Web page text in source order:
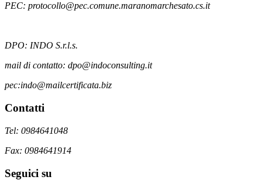
PEC: protocollo@pec.comune.maranomarchesato.cs.it
DPO: INDO S.r.l.s.
mail di contatto: dpo@indoconsulting.it
pec:indo@mailcertificata.biz
Contatti
Tel: 0984641048
Fax: 0984641914
Seguici su